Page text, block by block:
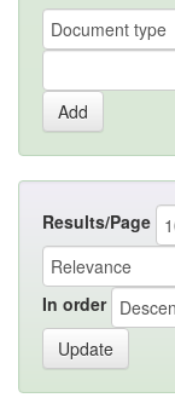
Results/Page
In order